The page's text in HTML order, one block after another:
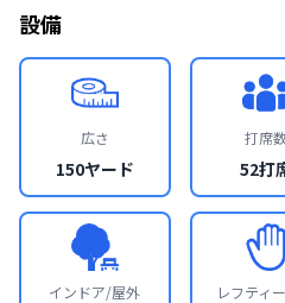
設備
広さ
150ヤード
打席数
52打
インドア/屋外 レフティ